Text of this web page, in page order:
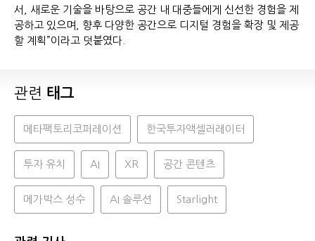
서, 새로운 기술을 바탕으로 공간 내 대중들에게 신선한 경험을 제
공하고 있으며, 향후 다양한 공간으로 디지털 경험을 확장 및 제공
할 계획”이라고 덧붙였다.
관련 태그
메타팩토리코퍼레이션 한국투자액셀러레이터
투자 유치 AI XR 공간 콘텐츠
메가박스 성수 AI 솔루션 Starlight